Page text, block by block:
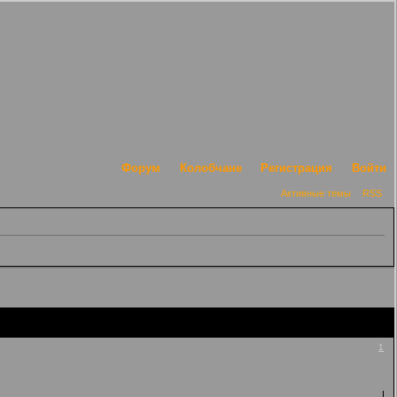
Форум Колобчане Регистрация Войти
Активные темы RSS
1